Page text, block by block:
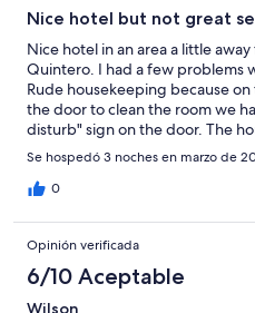
Nice hotel but not great
Nice hotel in an area a little
Quintero. I had a few problems
Rude housekeeping because
the door to clean the room we
disturb" sign on the door. The
rude. The next day after the
no towels in the room. I called
the shower!) and it took more
the staff were rude and not
told that I couldn't use a foreign
in US dollars to not pay tax (as a
possible using a credit card
Se hospedó 3 noches en marzo de
0
Opinión verificada
6/10 Aceptable
Wilson